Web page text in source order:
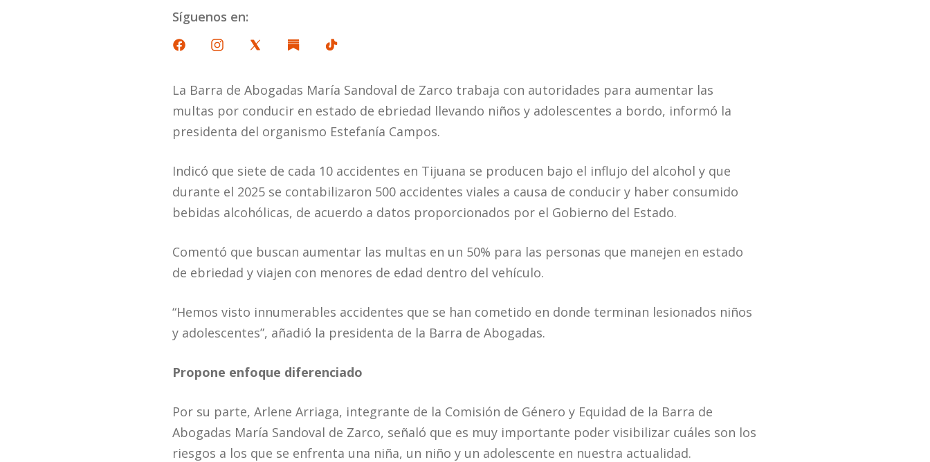
Síguenos en:
La Barra de Abogadas María Sandoval de Zarco trabaja con autoridades para aumentar las
multas por conducir en estado de ebriedad llevando niños y adolescentes a bordo, informó la
presidenta del organismo Estefanía Campos.
Indicó que siete de cada 10 accidentes en Tijuana se producen bajo el influjo del alcohol y que
durante el 2025 se contabilizaron 500 accidentes viales a causa de conducir y haber consumido
bebidas alcohólicas, de acuerdo a datos proporcionados por el Gobierno del Estado.
Comentó que buscan aumentar las multas en un 50% para las personas que manejen en estado
de ebriedad y viajen con menores de edad dentro del vehículo.
“Hemos visto innumerables accidentes que se han cometido en donde terminan lesionados niños
y adolescentes”, añadió la presidenta de la Barra de Abogadas.
Propone enfoque diferenciado
Por su parte, Arlene Arriaga, integrante de la Comisión de Género y Equidad de la Barra de
Abogadas María Sandoval de Zarco, señaló que es muy importante poder visibilizar cuáles son los
riesgos a los que se enfrenta una niña, un niño y un adolescente en nuestra actualidad.